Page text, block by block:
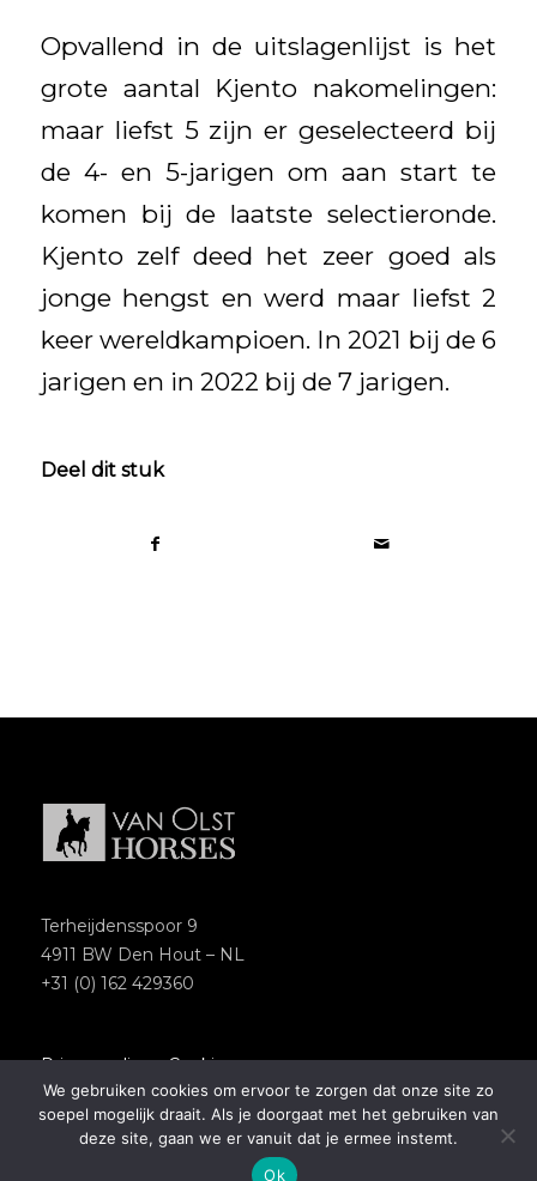
Opvallend in de uitslagenlijst is het
grote aantal Kjento nakomelingen:
maar liefst 5 zijn er geselecteerd bij
de 4- en 5-jarigen om aan start te
komen bij de laatste selectieronde.
Kjento zelf deed het zeer goed als
jonge hengst en werd maar liefst 2
keer wereldkampioen. In 2021 bij de 6
jarigen en in 2022 bij de 7 jarigen.
Deel dit stuk
Terheijdensspoor 9
4911 BW Den Hout – NL
+31 (0) 162 429360
Privacypolicy–Cookies
Copyright 2018 – Van Olst Horses
Website byNewmore
We gebruiken cookies om ervoor te zorgen dat onze site zo
soepel mogelijk draait. Als je doorgaat met het gebruiken van
deze site, gaan we er vanuit dat je ermee instemt.
Ok